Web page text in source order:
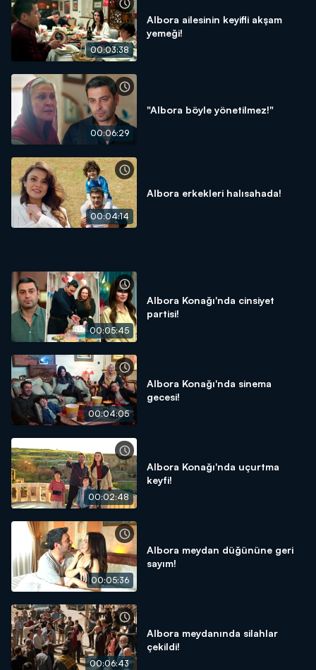
00:03:38
Albora ailesinin keyifli akşam
yemeği!
00:06:29
"Albora böyle yönetilmez!"
00:04:14
Albora erkekleri halısahada!
00:05:45
Albora Konağı'nda cinsiyet
partisi!
00:04:05
Albora Konağı'nda sinema
gecesi!
00:02:48
Albora Konağı'nda uçurtma
keyfi!
00:05:36
Albora meydan düğününe geri
sayım!
00:06:43
Albora meydanında silahlar
çekildi!